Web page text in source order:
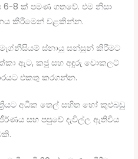
6-8 ක් පමණ ගතවේ. එම නිසා
කිරීමෙන් වළකින්න.
මැග්නීසියම් ස්නායු සන්සුන් කිරීමට
ඇට, කජු සහ අඳුරු චොකලට්
එකතු කරගන්න.
අධික තෙල් සහිත හෝ කුළුබඩු
සහ පපුවේ දැවිල්ල ඇතිවිය